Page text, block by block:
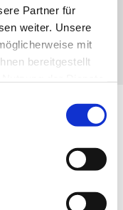
Partner für
weiter. Unsere
mit
bereitgestellt
Lahnstr.